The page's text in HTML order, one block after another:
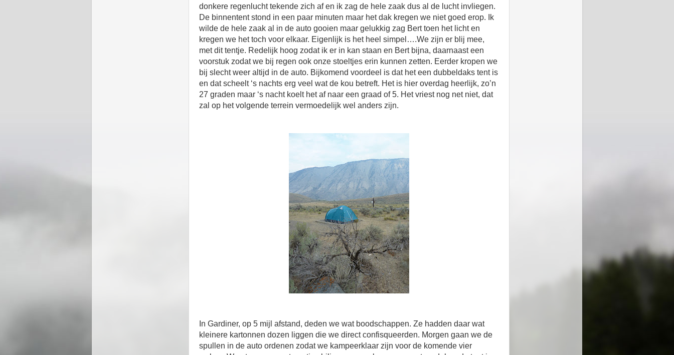
donkere regenlucht tekende zich af en ik zag de hele zaak dus al de lucht invliegen.
De binnentent stond in een paar minuten maar het dak kregen we niet goed erop. Ik
wilde de hele zaak al in de auto gooien maar gelukkig zag Bert toen het licht en
kregen we het toch voor elkaar. Eigenlijk is het heel simpel….We zijn er blij mee,
met dit tentje. Redelijk hoog zodat ik er in kan staan en Bert bijna, daarnaast een
voorstuk zodat we bij regen ook onze stoeltjes erin kunnen zetten. Eerder kropen we
bij slecht weer altijd in de auto. Bijkomend voordeel is dat het een dubbeldaks tent is
en dat scheelt ‘s nachts erg veel wat de kou betreft. Het is hier overdag heerlijk, zo’n
27 graden maar ‘s nacht koelt het af naar een graad of 5. Het vriest nog net niet, dat
zal op het volgende terrein vermoedelijk wel anders zijn.
In Gardiner, op 5 mijl afstand, deden we wat boodschappen. Ze hadden daar wat
kleinere kartonnen dozen liggen die we direct confisqueerden. Morgen gaan we de
spullen in de auto ordenen zodat we kampeerklaar zijn voor de komende vier